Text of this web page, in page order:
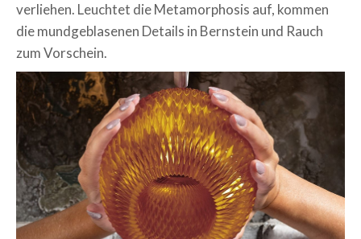
verliehen. Leuchtet die Metamorphosis auf, kommen
die mundgeblasenen Details in Bernstein und Rauch
zum Vorschein.